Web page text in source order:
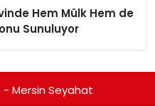
Hem Mülk Hem de
Sunuluyor
Mersin Seyahat